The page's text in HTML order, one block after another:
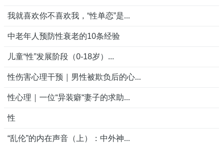
我就喜欢你不喜欢我，“性单恋”是...
中老年人预防性衰老的10条经验
儿童“性”发展阶段（0-18岁）...
性伤害心理干预｜男性被欺负后的心...
性心理｜一位“异装癖“妻子的求助...
性
“乱伦”的内在声音（上）：中外神...